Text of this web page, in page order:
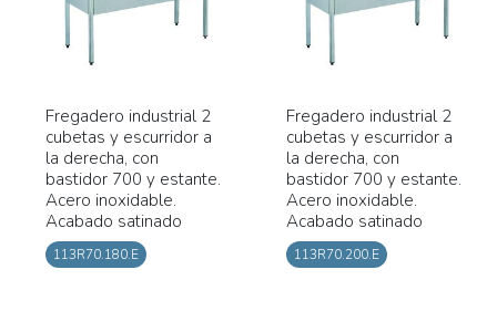
Fregadero industrial 2
cubetas y escurridor a
la derecha, con
bastidor 700 y estante.
Acero inoxidable.
Acabado satinado
113R70.180.E
Fregadero industrial 2
cubetas y escurridor a
la derecha, con
bastidor 700 y estante.
Acero inoxidable.
Acabado satinado
113R70.200.E